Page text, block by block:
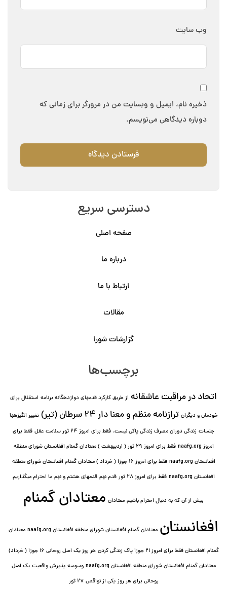
وب‌ سایت
ذخیره نام، ایمیل و وبسایت من در مرورگر برای زمانی که
دوباره دیدگاهی می‌نویسم.
دسترسی سریع
صفحه اصلی
درباره ما
ارتباط با ما
مقالات
گزارشات شورا
برچسب‌ها
اتحاد در مراقبت عاشقانه از طریق کارکرد قدمهای دوازده⁯گانه برنامه استقلال برای
خودمان و دیگران ترازنامه منظم و معنا دار ٢۴ سرطان (تیر)
تغییر انگیزه⁯ها
جلسات زندگی دوران مصرف زندگی پاکی نیست. فقط برای امروز 24 ثور سلامت عقل
فقط برای
امروز naafg.org
فقط برای امروز ٢٩ ثور ( اردیبهشت ) معتادان گمنام افغانستان شورای منطقه
افغانستان naafg.org
فقط برای امروز ۱۶ جوزا ( خرداد ) معتادان گمنام افغانستان شورای منطقه
افغانستان naafg.org
فقط برای امروز ۲۸ ثور قدم نهم قدمهای هشتم و نهم ما احترام میگذاریم
بیش از آن که به دنبال احترام باشیم معتادان معتادان گمنام
افغانستان معتادان گمنام افغانستان شورای منطقه افغانستان naafg.org معتادان
گمنام افغانستان فقط برای امروز ۲۱ جوزا پاک زندگی کردن
هر روز یک اصل روحانی ۱۶ جوزا ( خرداد)
معتادان گمنام افغانستان شورای منطقه افغانستان naafg.org
وسوسه پذيرش واقعیت یک اصل
روحانی برای هر روز یکی از نواقص ۲۷ ثور